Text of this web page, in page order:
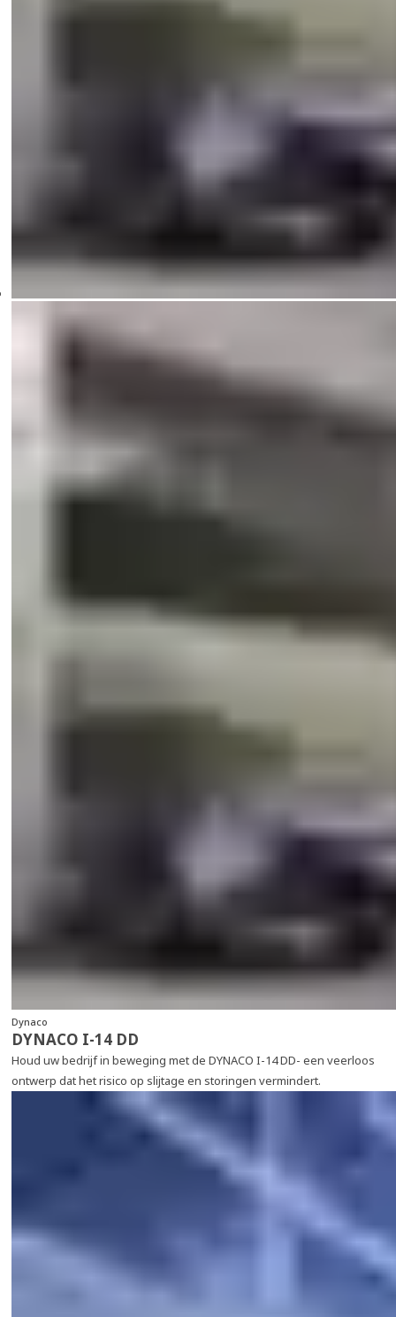
Dynaco
DYNACO I-14 DD
Houd uw bedrijf in beweging met de DYNACO I-14 DD- een veerloos
ontwerp dat het risico op slijtage en storingen vermindert.